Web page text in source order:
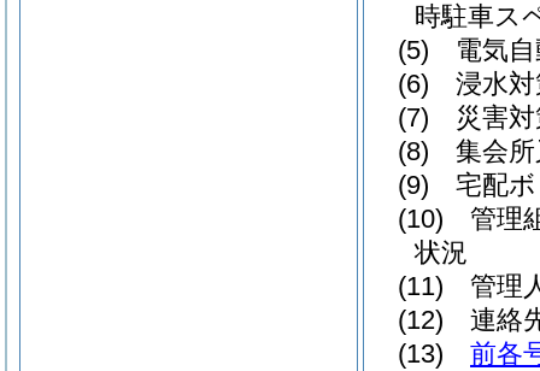
時駐車ス
(5)
電気
(6)
浸水
(7)
災害
(8)
集会
(9)
宅配
(10)
管理
状況
(11)
管理
(12)
連絡
(13)
前各